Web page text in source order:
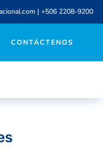
| +506 2208-9200
CONTÁCTENOS